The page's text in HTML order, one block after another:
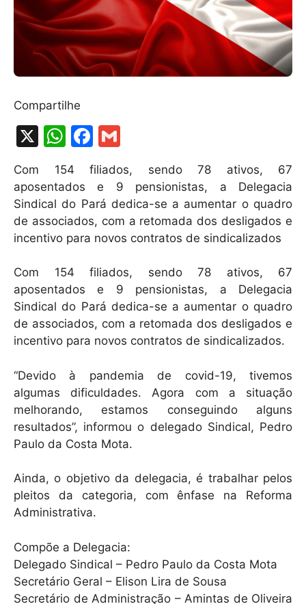
Compartilhe
X
W
h
at
s
A
p
p
F
a
c
e
b
o
o
k
ai
l
Com 154 filiados, sendo 78 ativos, 67
aposentados e 9 pensionistas, a Delegacia
Sindical do Pará dedica-se a aumentar o quadro
de associados, com a retomada dos desligados e
incentivo para novos contratos de sindicalizados
Com 154 filiados, sendo 78 ativos, 67
aposentados e 9 pensionistas, a Delegacia
Sindical do Pará dedica-se a aumentar o quadro
de associados, com a retomada dos desligados e
incentivo para novos contratos de sindicalizados.
“Devido à pandemia de covid-19, tivemos
algumas dificuldades. Agora com a situação
melhorando, estamos conseguindo alguns
resultados”, informou o delegado Sindical, Pedro
Paulo da Costa Mota.
Ainda, o objetivo da delegacia, é trabalhar pelos
pleitos da categoria, com ênfase na Reforma
Administrativa.
Compõe a Delegacia:
Delegado Sindical – Pedro Paulo da Costa Mota
Secretário Geral – Elison Lira de Sousa
Secretário de Administração – Amintas de Oliveira